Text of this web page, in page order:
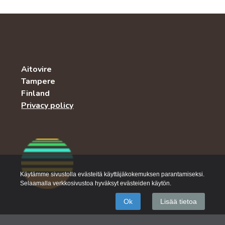
Aitovire
Tampere
Finland
Privacy policy
Käytämme sivustolla evästeitä käyttäjäkokemuksen parantamiseksi.
Selaamalla verkkosivustoa hyväksyt evästeiden käytön.
Ok Lisää tietoa